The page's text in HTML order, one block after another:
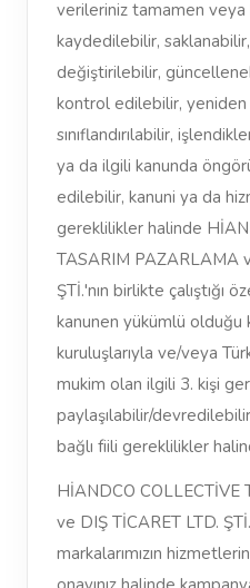
verileriniz tamamen veya
kaydedilebilir,
değiştirilebilir,
kontrol edilebilir,
sınıflandırılabilir,
ya da ilgili kanunda
edilebilir, kanuni ya da
gereklilikler halinde
TASARIM PAZARLAMA
ŞTİ.'nın birlikte çalıştığı
kanunen yükümlü olduğu
kuruluşlarıyla ve/veya
mukim olan ilgili 3. kişi
paylaşılabilir/
bağlı fiili gereklilikler
HİANDCO
ve DIŞ TİCARET LTD.
markalarımızın